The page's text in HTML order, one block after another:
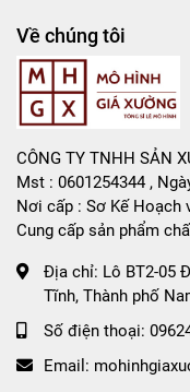
Về chúng tôi
CÔNG TY TNHH SẢN
Mst : 0601254344 ,
Nơi cấp : Sơ Kế
Cung cấp sản phẩm
Địa chỉ: Lô BT2-05
Tĩnh, Thành phố
Số điện thoại:
Email: